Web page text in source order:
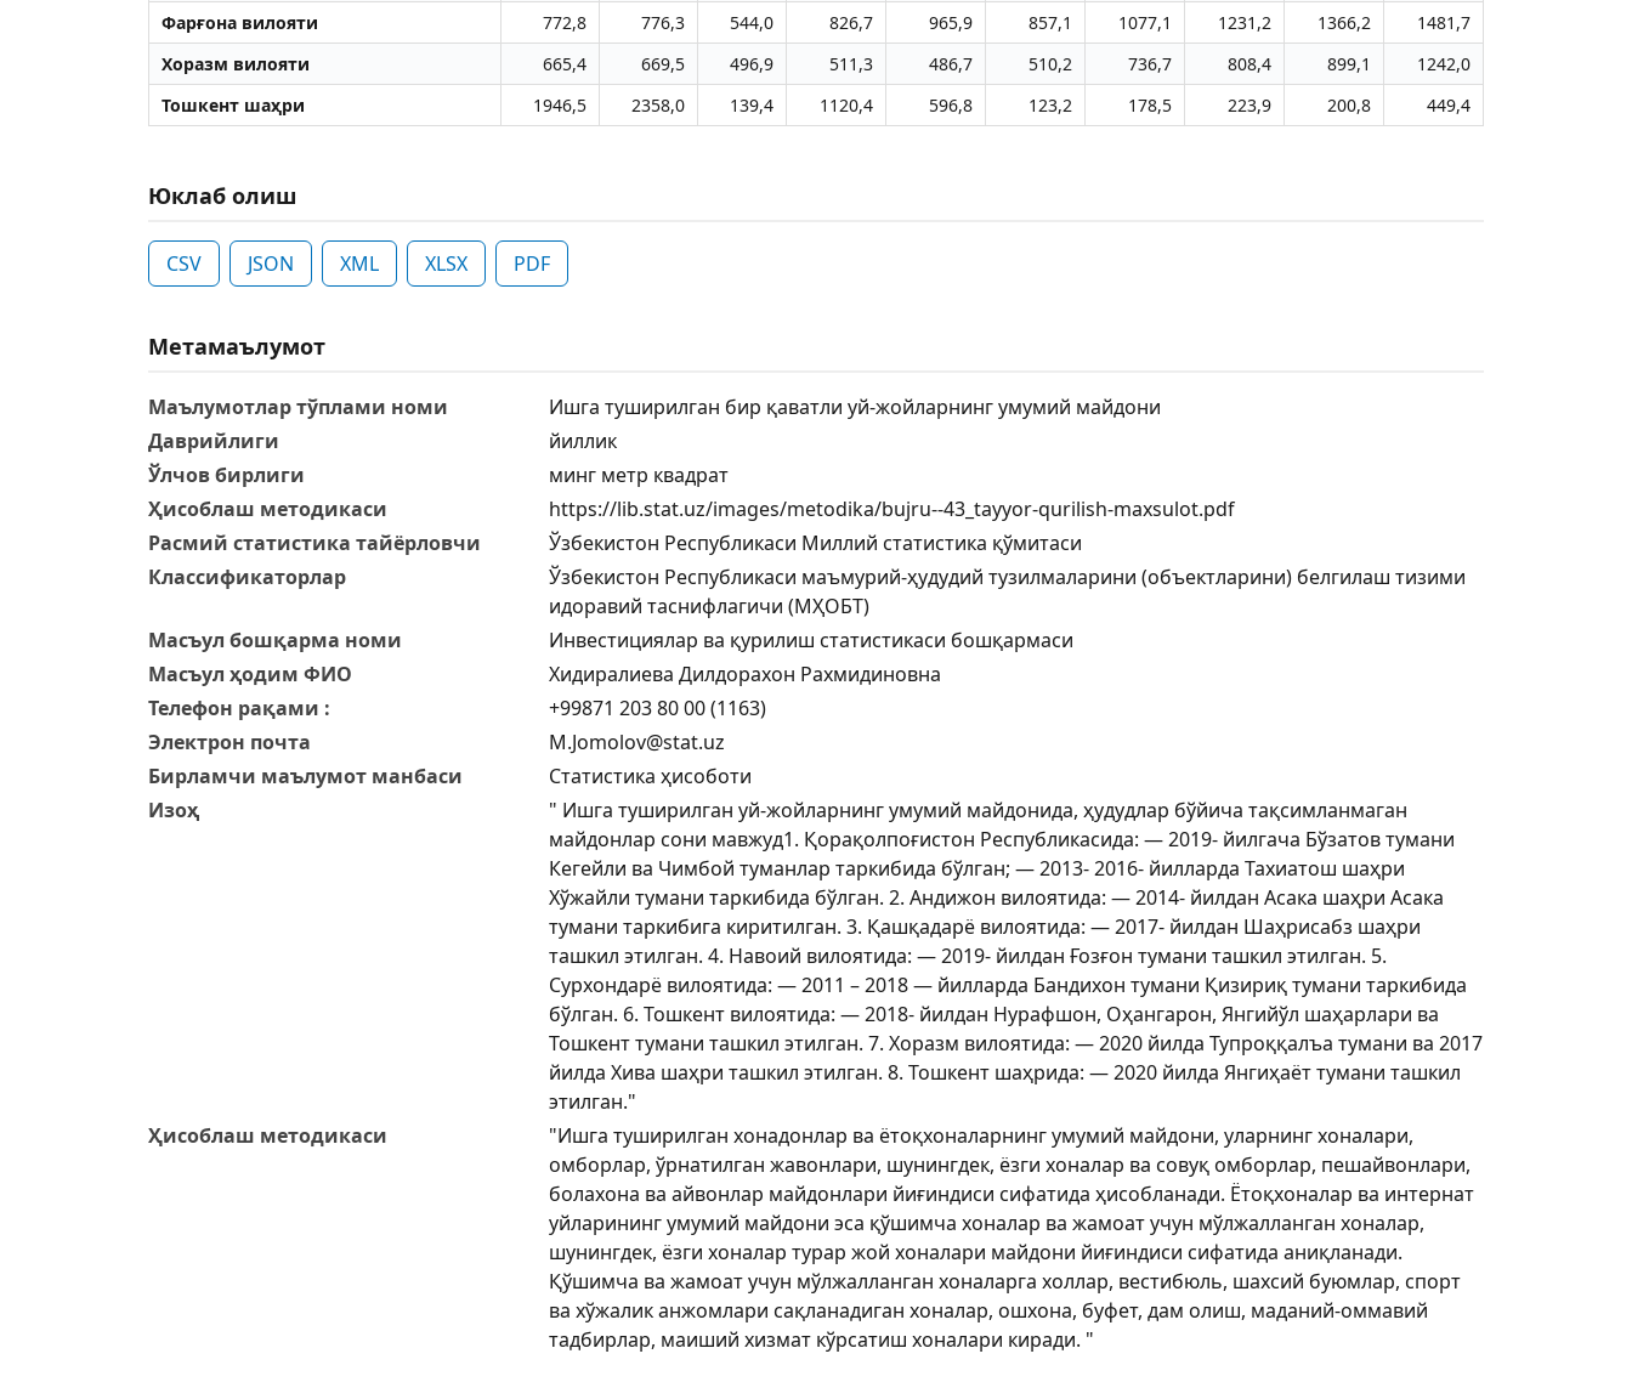
Фарғона вилояти
772,8 776,3 544,0 826,7 965,9 857,1 1077,1 1231,2 1366,2
1481,7
Хоразм вилояти
665,4 669,5 496,9 511,3 486,7 510,2 736,7 808,4 899,1
1242,0
Тошкент шаҳри
1946,5 2358,0 139,4 1120,4 596,8 123,2 178,5 223,9 200,8 449,4
Юклаб олиш
CSV JSON XML XLSX PDF
Метамаълумот
Маълумотлар тўплами номи
Ишга туширилган бир қаватли уй-жойларнинг умумий майдони
Даврийлиги
йиллик
Ўлчов бирлиги
минг метр квадрат
Ҳисоблаш методикаси
https://lib.stat.uz/images/metodika/bujru--43_tayyor-qurilish-maxsulot.pdf
Расмий статистика тайёрловчи
Ўзбекистон Республикаси Миллий статистика қўмитаси
Классификаторлар
Ўзбекистон Республикаси маъмурий-ҳудудий тузилмаларини (объектларини) белгилаш тизими
идоравий таснифлагичи (МҲОБТ)
Масъул бошқарма номи
Инвестициялар ва қурилиш статистикаси бошқармаси
Масъул ҳодим ФИО
Хидиралиева Дилдорахон Рахмидиновна
Телефон рақами :
+99871 203 80 00 (1163)
Электрон почта
M.Jomolov@stat.uz
Бирламчи маълумот манбаси
Статистика ҳисоботи
Изоҳ
" Ишга туширилган уй-жойларнинг умумий майдонида, ҳудудлар бўйича тақсимланмаган
майдонлар сони мавжуд1. Қорақолпоғистон Республикасида: — 2019- йилгача Бўзатов тумани
Кегейли ва Чимбой туманлар таркибида бўлган; — 2013- 2016- йилларда Тахиатош шаҳри
Хўжайли тумани таркибида бўлган. 2. Андижон вилоятида: — 2014- йилдан Асака шаҳри Асака
тумани таркибига киритилган. 3. Қашқадарё вилоятида: — 2017- йилдан Шаҳрисабз шаҳри
ташкил этилган. 4. Навоий вилоятида: — 2019- йилдан Ғозғон тумани ташкил этилган. 5.
Сурхондарё вилоятида: — 2011 – 2018 — йилларда Бандихон тумани Қизириқ тумани таркибида
бўлган. 6. Тошкент вилоятида: — 2018- йилдан Нурафшон, Оҳангарон, Янгийўл шаҳарлари ва
Тошкент тумани ташкил этилган. 7. Хоразм вилоятида: — 2020 йилда Тупроққалъа тумани ва 2017
йилда Хива шаҳри ташкил этилган. 8. Тошкент шаҳрида: — 2020 йилда Янгиҳаёт тумани ташкил
этилган."
Ҳисоблаш методикаси
"Ишга туширилган хонадонлар ва ётоқхоналарнинг умумий майдони, уларнинг хоналари,
омборлар, ўрнатилган жавонлари, шунингдек, ёзги хоналар ва совуқ омборлар, пешайвонлари,
болахона ва айвонлар майдонлари йиғиндиси сифатида ҳисобланади. Ётоқхоналар ва интернат
уйларининг умумий майдони эса қўшимча хоналар ва жамоат учун мўлжалланган хоналар,
шунингдек, ёзги хоналар турар жой хоналари майдони йиғиндиси сифатида аниқланади.
Қўшимча ва жамоат учун мўлжалланган хоналарга холлар, вестибюль, шахсий буюмлар, спорт
ва хўжалик анжомлари сақланадиган хоналар, ошхона, буфет, дам олиш, маданий-оммавий
тадбирлар, маиший хизмат кўрсатиш хоналари киради. "